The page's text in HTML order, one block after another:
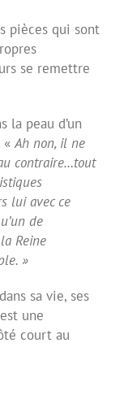
pièces qui sont
se remettre
la peau d’un
«Ah non, il ne
contraire…tout
lui avec ce
de
Reine
»
sa vie, ses
une
court au